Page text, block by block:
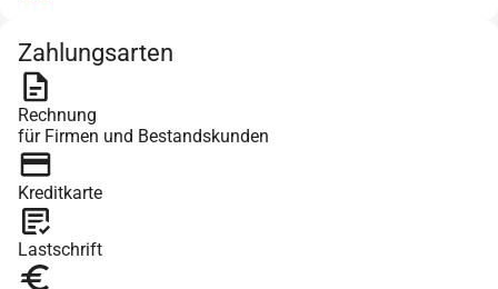
Zahlungsarten
Rechnung
für Firmen und Bestandskunden
Kreditkarte
Lastschrift